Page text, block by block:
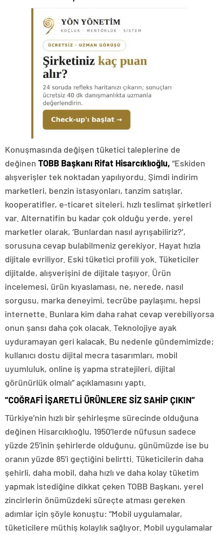
Konuşmasında değişen tüketici taleplerine de
değinen TOBB Başkanı Rifat Hisarcıklıoğlu, “Eskiden
alışverişler tek noktadan yapılıyordu. Şimdi indirim
marketleri, benzin istasyonları, tanzim satışlar,
kooperatifler, e-ticaret siteleri, hızlı teslimat şirketleri
var. Alternatifin bu kadar çok olduğu yerde, yerel
marketler olarak, ‘Bunlardan nasıl ayrışabiliriz?’,
sorusuna cevap bulabilmeniz gerekiyor. Hayat hızla
dijitale evriliyor. Eski tüketici profili yok. Tüketiciler
dijitalde, alışverişini de dijitale taşıyor. Ürün
incelemesi, ürün kıyaslaması, ne, nerede, nasıl
sorgusu, marka deneyimi, tecrübe paylaşımı, hepsi
internette. Bunlara kim daha rahat cevap verebiliyorsa
onun şansı daha çok olacak. Teknolojiye ayak
uyduramayan geri kalacak. Bu nedenle gündemimizde;
kullanıcı dostu dijital mecra tasarımları, mobil
uyumluluk, online iş yapma stratejileri, dijital
görünürlük olmalı” açıklamasını yaptı.
“COĞRAFİ İŞARETLİ ÜRÜNLERE SİZ SAHİP ÇIKIN”
Türkiye’nin hızlı bir şehirleşme sürecinde olduğuna
değinen Hisarcıklıoğlu, 1950’lerde nüfusun sadece
yüzde 25’inin şehirlerde olduğunu, günümüzde ise bu
oranın yüzde 85’i geçtiğini belirtti. Tüketicilerin daha
şehirli, daha mobil, daha hızlı ve daha kolay tüketim
yapmak istediğine dikkat çeken TOBB Başkanı, yerel
zincirlerin önümüzdeki süreçte atması gereken
adımlar için şöyle konuştu: “Mobil uygulamalar,
tüketicilere müthiş kolaylık sağlıyor. Mobil uygulamalar